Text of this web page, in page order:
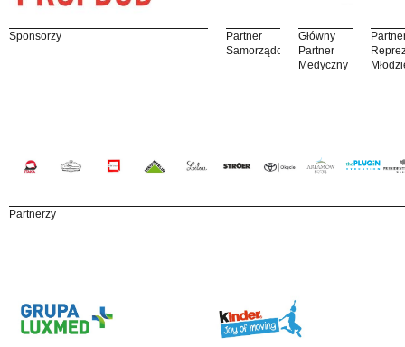
Sponsorzy
Partner
Samorządowy
Główny
Partner
Medyczny
Partnerzy